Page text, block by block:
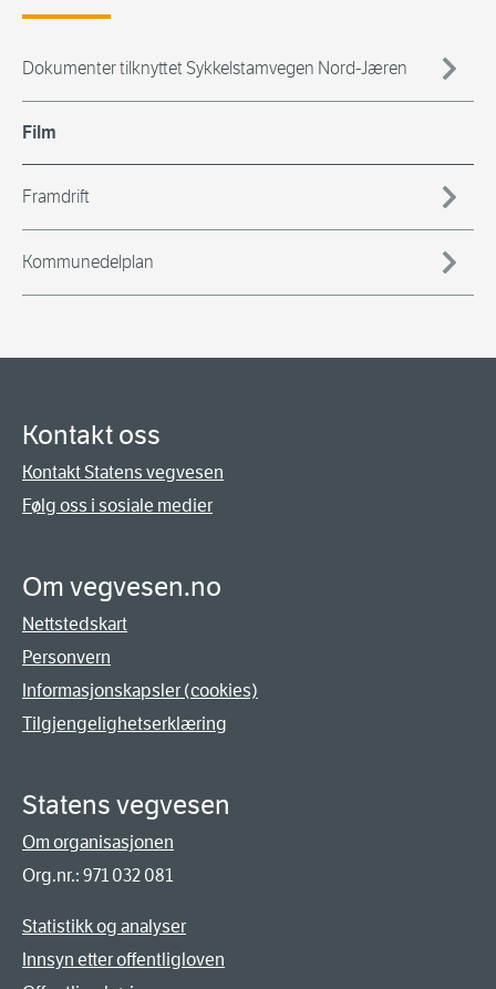
Dokumenter tilknyttet Sykkelstamvegen Nord-Jæren
Film
Framdrift
Kommunedelplan
Kontakt oss
Kontakt Statens vegvesen
Følg oss i sosiale medier
Om vegvesen.no
Nettstedskart
Personvern
Informasjonskapsler (cookies)
Tilgjengelighetserklæring
Statens vegvesen
Om organisasjonen
Org.nr.: 971 032 081
Statistikk og analyser
Innsyn etter offentligloven